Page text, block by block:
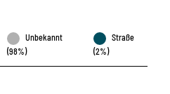
Unbekannt
(98%)
Straße
(2%)